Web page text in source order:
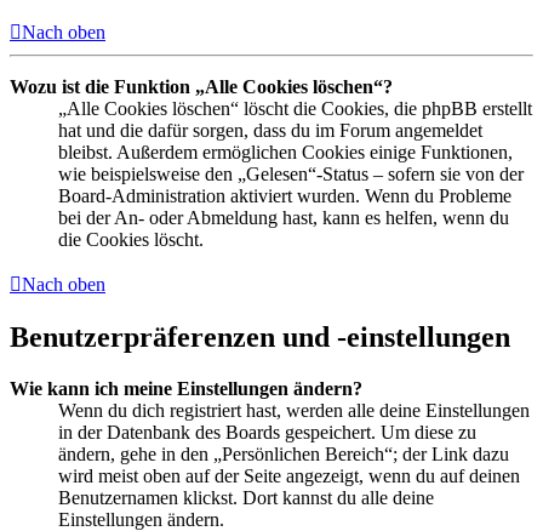
Nach oben
Wozu ist die Funktion „Alle Cookies löschen“?
„Alle Cookies löschen“ löscht die Cookies, die phpBB erstellt
hat und die dafür sorgen, dass du im Forum angemeldet
bleibst. Außerdem ermöglichen Cookies einige Funktionen,
wie beispielsweise den „Gelesen“-Status – sofern sie von der
Board-Administration aktiviert wurden. Wenn du Probleme
bei der An- oder Abmeldung hast, kann es helfen, wenn du
die Cookies löscht.
Nach oben
Benutzerpräferenzen und -einstellungen
Wie kann ich meine Einstellungen ändern?
Wenn du dich registriert hast, werden alle deine Einstellungen
in der Datenbank des Boards gespeichert. Um diese zu
ändern, gehe in den „Persönlichen Bereich“; der Link dazu
wird meist oben auf der Seite angezeigt, wenn du auf deinen
Benutzernamen klickst. Dort kannst du alle deine
Einstellungen ändern.